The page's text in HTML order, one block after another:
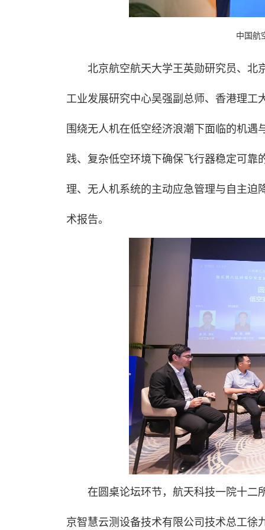
中国航
北京航空航天大学王英勋研究员、北
工业发展研究中心吴强副总师、香港理工
围绕无人机在低空经济浪潮下面临的机
践、复杂低空环境下确保飞行器稳定可靠
理、无人机系统的主动应急管理与自主迫
术报告。
在圆桌论坛环节，航天科技一院十二
京智慧云测设备技术有限公司技术总工徐